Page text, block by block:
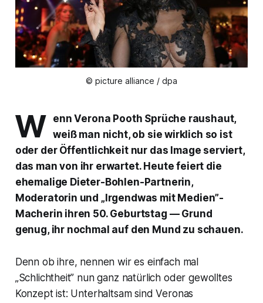
© picture alliance / dpa
W enn Verona Pooth Sprüche raushaut,
weiß man nicht, ob sie wirklich so ist
oder der Öffentlichkeit nur das Image serviert,
das man von ihr erwartet. Heute feiert die
ehemalige Dieter-Bohlen-Partnerin,
Moderatorin und „Irgendwas mit Medien”-
Macherin ihren 50. Geburtstag — Grund
genug, ihr nochmal auf den Mund zu schauen.
Denn ob ihre, nennen wir es einfach mal
„Schlichtheit” nun ganz natürlich oder gewolltes
Konzept ist: Unterhaltsam sind Veronas